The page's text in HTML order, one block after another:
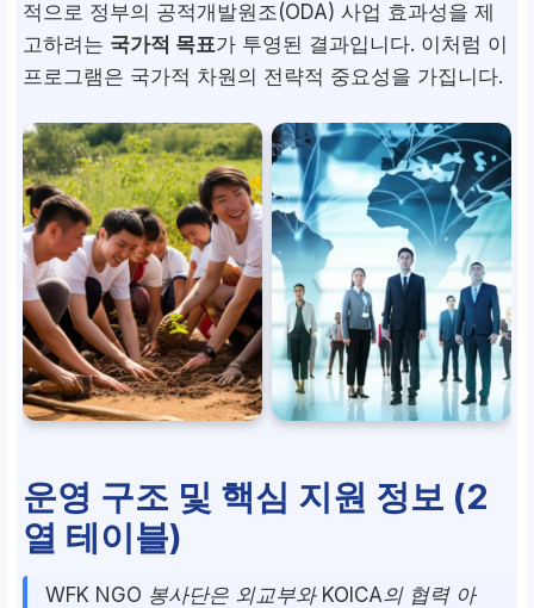
적으로 정부의 공적개발원조(ODA) 사업 효과성을 제
고하려는 국가적 목표가 투영된 결과입니다. 이처럼 이
프로그램은 국가적 차원의 전략적 중요성을 가집니다.
운영 구조 및 핵심 지원 정보 (2
열 테이블)
WFK NGO 봉사단은 외교부와 KOICA의 협력 아